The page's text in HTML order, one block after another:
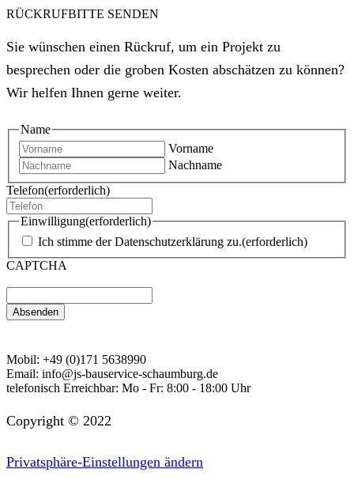
RÜCKRUFBITTE SENDEN
Sie wünschen einen Rückruf, um ein Projekt zu
besprechen oder die groben Kosten abschätzen zu können?
Wir helfen Ihnen gerne weiter.
Name
Vorname
Nachname
Telefon(erforderlich)
Einwilligung(erforderlich)
Ich stimme der Datenschutzerklärung zu.(erforderlich)
CAPTCHA
Mobil: +49 (0)171 5638990
Email: info@js-bauservice-schaumburg.de
telefonisch Erreichbar: Mo - Fr: 8:00 - 18:00 Uhr
Copyright © 2022
Privatsphäre-Einstellungen ändern